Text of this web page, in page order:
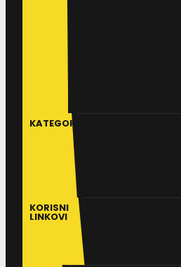
KATEGORIJE
KORISNI
LINKOVI